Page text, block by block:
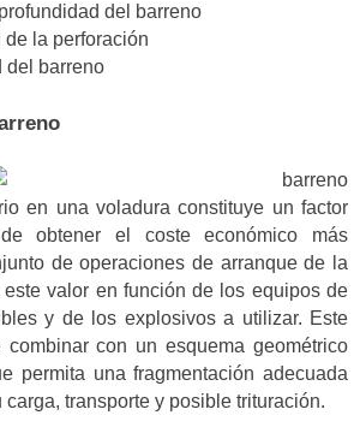
del barreno
de la perforación
del barreno
en una voladura constituye un factor
obtener el coste económico más
de operaciones de arranque de la
valor en función de los equipos de
y de los explosivos a utilizar. Este
combinar con un esquema geométrico
permita una fragmentación adecuada
transporte y posible trituración.